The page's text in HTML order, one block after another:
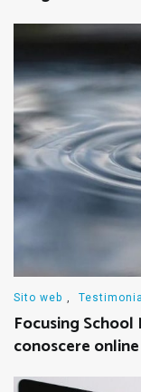
Sito web , Testimonial
Focusing
conoscere online